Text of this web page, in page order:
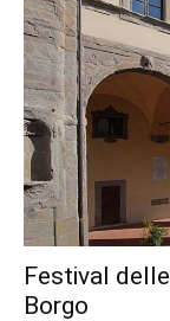
Festival
Borgo